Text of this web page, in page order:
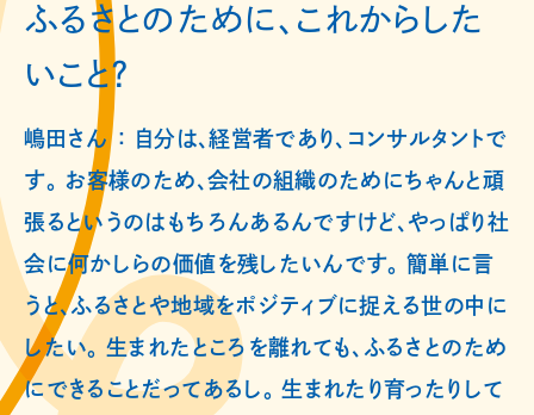
ふるさとのために、これからした
いこと？
嶋田さん ： 自分は、経営者であり、コンサルタントで
す。 お客様のため、会社の組織のためにちゃんと頑
張るというのはもちろんあるんですけど、やっぱり社
会に何かしらの価値を残したいんです。 簡単に言
うと、ふるさとや地域をポジティブに捉える世の中に
したい。 生まれたところを離れても、ふるさとのため
にできることだってあるし。 生まれたり育ったりして